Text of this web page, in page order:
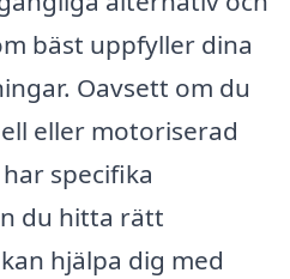
bäst uppfyller dina
Oavsett om du
eller motoriserad
specifika
du hitta rätt
hjälpa dig med